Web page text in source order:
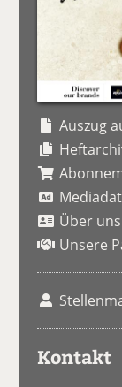
Auszug
Über uns
Unsere
Kontakt